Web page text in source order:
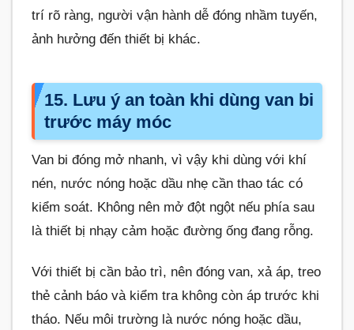
trí rõ ràng, người vận hành dễ đóng nhầm tuyến,
ảnh hưởng đến thiết bị khác.
15. Lưu ý an toàn khi dùng van bi
trước máy móc
Van bi đóng mở nhanh, vì vậy khi dùng với khí
nén, nước nóng hoặc dầu nhẹ cần thao tác có
kiểm soát. Không nên mở đột ngột nếu phía sau
là thiết bị nhạy cảm hoặc đường ống đang rỗng.
Với thiết bị cần bảo trì, nên đóng van, xả áp, treo
thẻ cảnh báo và kiểm tra không còn áp trước khi
tháo. Nếu môi trường là nước nóng hoặc dầu,